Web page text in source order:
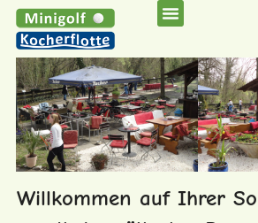
Willkommen auf Ihrer